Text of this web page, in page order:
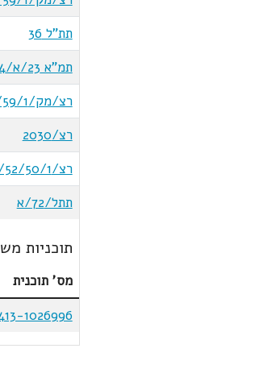
תת"ל 36
תמ"א 23/א/4
רצ/מק/3/59/1
רצ/2030
רצ/5/52/50/1
תתל/72/א
תוכניות
מס' תוכנית
1026996